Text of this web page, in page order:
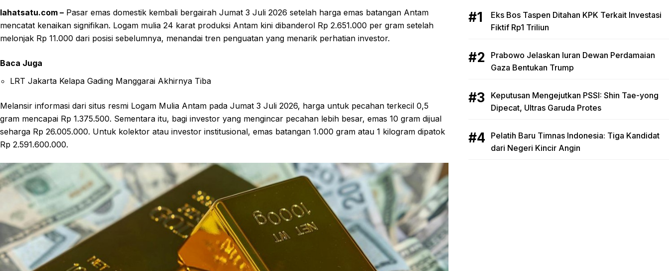
lahatsatu.com – Pasar emas domestik kembali bergairah Jumat 3 Juli 2026 setelah harga emas batangan Antam
mencatat kenaikan signifikan. Logam mulia 24 karat produksi Antam kini dibanderol Rp 2.651.000 per gram setelah
melonjak Rp 11.000 dari posisi sebelumnya, menandai tren penguatan yang menarik perhatian investor.
Baca Juga
LRT Jakarta Kelapa Gading Manggarai Akhirnya Tiba
Melansir informasi dari situs resmi Logam Mulia Antam pada Jumat 3 Juli 2026, harga untuk pecahan terkecil 0,5
gram mencapai Rp 1.375.500. Sementara itu, bagi investor yang mengincar pecahan lebih besar, emas 10 gram dijual
seharga Rp 26.005.000. Untuk kolektor atau investor institusional, emas batangan 1.000 gram atau 1 kilogram dipatok
Rp 2.591.600.000.
Eks Bos Taspen Ditahan KPK Terkait Investasi
Fiktif Rp1 Triliun
Prabowo Jelaskan Iuran Dewan Perdamaian
Gaza Bentukan Trump
Keputusan Mengejutkan PSSI: Shin Tae-yong
Dipecat, Ultras Garuda Protes
Pelatih Baru Timnas Indonesia: Tiga Kandidat
dari Negeri Kincir Angin